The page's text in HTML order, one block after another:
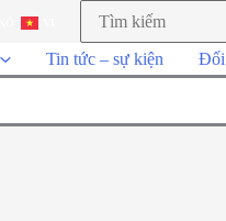
Tin tức – sự kiện Đối